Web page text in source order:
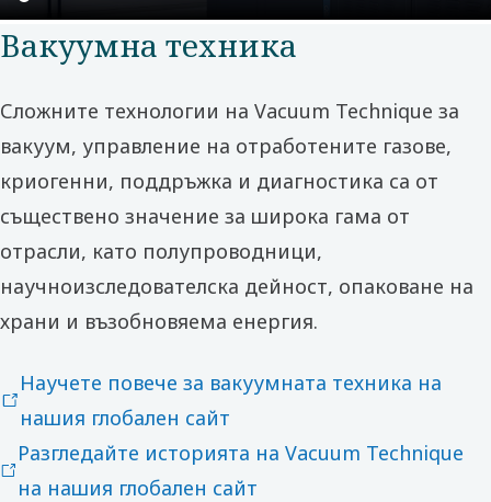
Вакуумна техника
Сложните технологии на Vacuum Technique за
вакуум, управление на отработените газове,
криогенни, поддръжка и диагностика са от
съществено значение за широка гама от
отрасли, като полупроводници,
научноизследователска дейност, опаковане на
храни и възобновяема енергия.
Научете повече за вакуумната техника на
нашия глобален сайт
Разгледайте историята на Vacuum Technique
на нашия глобален сайт